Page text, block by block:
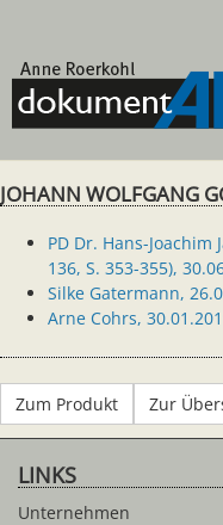
springen
JOHANN WOLFGANG
PD Dr. Hans-Joachim
136, S. 353-355),
Silke Gatermann,
Arne Cohrs,
Zum Produkt Zur
LINKS
Unternehmen